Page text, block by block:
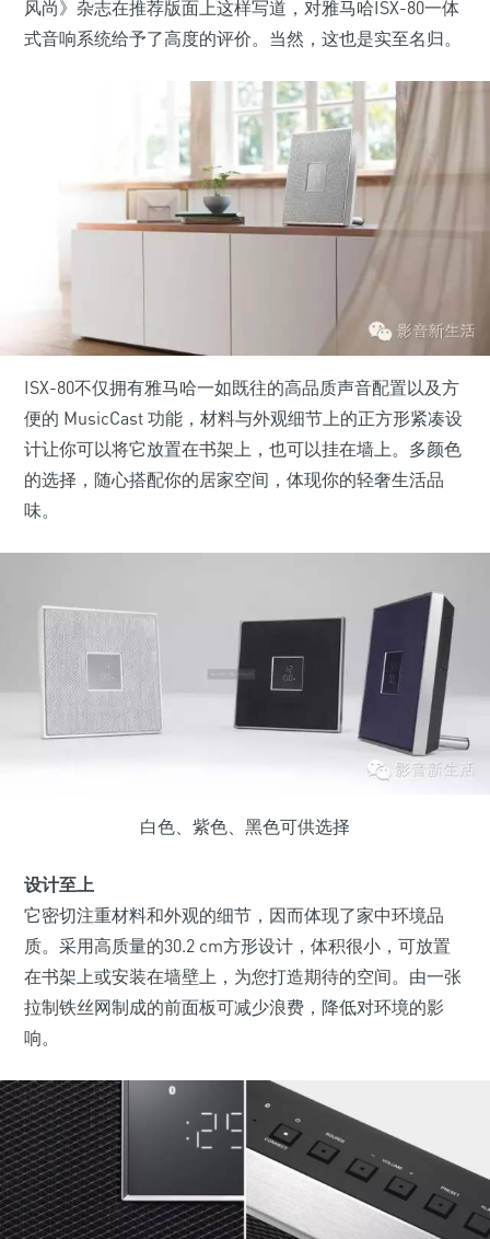
风尚》杂志在推荐版面上这样写道，对雅马哈ISX-80一体
式音响系统给予了高度的评价。当然，这也是实至名归。
ISX-80不仅拥有雅马哈一如既往的高品质声音配置以及方
便的 MusicCast 功能，材料与外观细节上的正方形紧凑设
计让你可以将它放置在书架上，也可以挂在墙上。多颜色
的选择，随心搭配你的居家空间，体现你的轻奢生活品
味。
白色、紫色、黑色可供选择
设计至上
它密切注重材料和外观的细节，因而体现了家中环境品
质。采用高质量的30.2 cm方形设计，体积很小，可放置
在书架上或安装在墙壁上，为您打造期待的空间。由一张
拉制铁丝网制成的前面板可减少浪费，降低对环境的影
响。